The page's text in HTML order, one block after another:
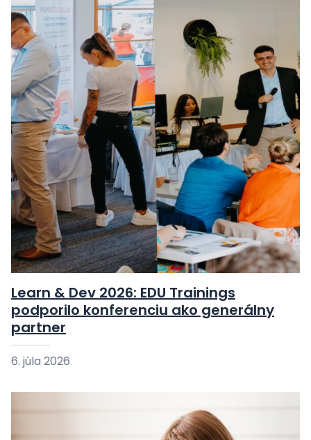
Learn & Dev 2026: EDU Trainings
podporilo konferenciu ako generálny
partner
6. júla 2026